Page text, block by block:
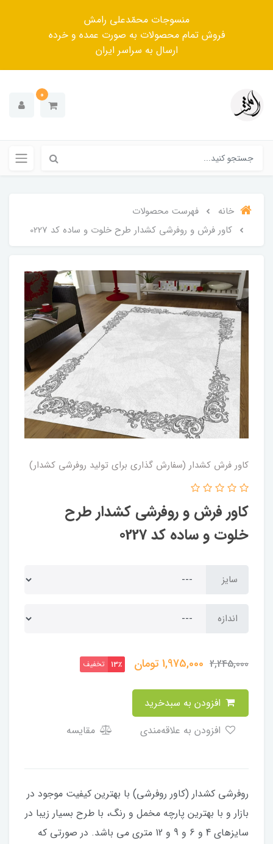
منسوجات محمّدعلی رامش
فروش تمام محصولات به صورت عمده و خرده
ارسال به سراسر ایران
0
خانه
فهرست محصولات
کاور فرش و روفرشی کشدار طرح خلوت و ساده کد 0227
کاور فرش کشدار (سفارش گذاری برای تولید روفرشی کشدار)
کاور فرش و روفرشی کشدار طرح
خلوت و ساده کد 0227
سایز
اندازه
2,245,000
1,975,000تومان 13٪ تخفیف
مقایسه
​​​​روفرشی کشدار (کاور روفرشی) با بهترین کیفیت موجود در
بازار و با بهترین پارچه مخمل و رنگ، با طرح بسیار زیبا در
سایزهای 4 و 6 و 9 و 12 متری می باشد. در صورتی که